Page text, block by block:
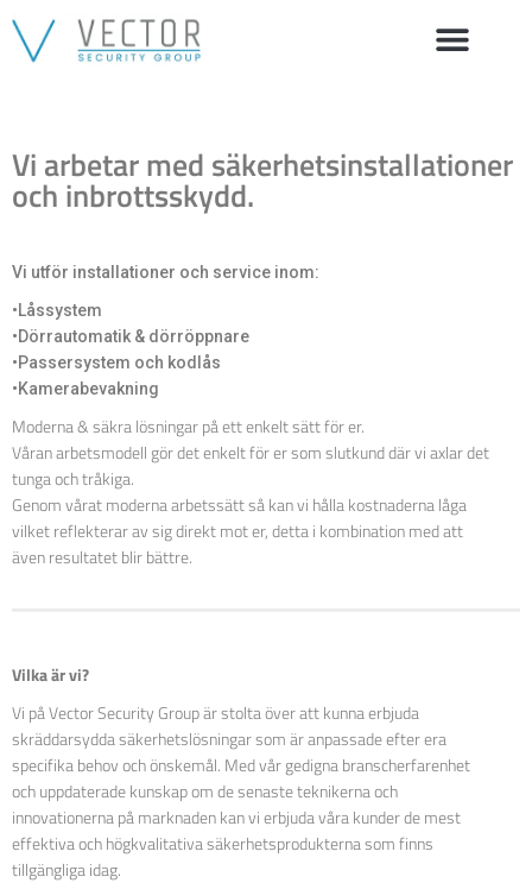
Vi arbetar med säkerhetsinstallationer
och inbrottsskydd.
Vi utför installationer och service inom:
•Låssystem
•Dörrautomatik & dörröppnare
•Passersystem och kodlås
•Kamerabevakning
Moderna & säkra lösningar på ett enkelt sätt för er.
Våran arbetsmodell gör det enkelt för er som slutkund där vi axlar det
tunga och tråkiga.
Genom vårat moderna arbetssätt så kan vi hålla kostnaderna låga
vilket reflekterar av sig direkt mot er, detta i kombination med att
även resultatet blir bättre.
Vilka är vi?
Vi på Vector Security Group är stolta över att kunna erbjuda
skräddarsydda säkerhetslösningar som är anpassade efter era
specifika behov och önskemål. Med vår gedigna branscherfarenhet
och uppdaterade kunskap om de senaste teknikerna och
innovationerna på marknaden kan vi erbjuda våra kunder de mest
effektiva och högkvalitativa säkerhetsprodukterna som finns
tillgängliga idag.